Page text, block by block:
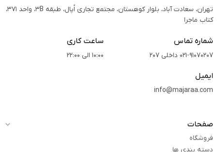
تهران، سعادت آباد، بلوار کوهستان، مجتمع تجاری اُپال، طبقه 3B، واحد 371،
کتاب ماجرا
شماره تماس
021-91070207 داخلی 207
ساعت کاری
10:00 الی 22:00
ایمیل
info@majaraa.com
صفحات
فروشگاه
دسته بندی ها